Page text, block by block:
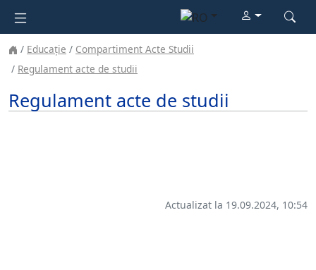
Educație
Compartiment Acte Studii
Regulament acte de studii
Regulament acte de studii
Actualizat la 19.09.2024, 10:54